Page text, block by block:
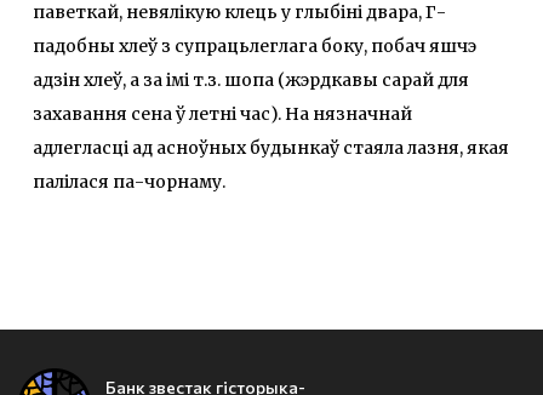
паветкай, невялікую клець у глыбіні двара, Г-
падобны хлеў з супрацьлеглага боку, побач яшчэ
адзін хлеў, а за імі т.з. шопа (жэрдкавы сарай для
захавання сена ў летні час). На нязначнай
адлегласці ад асноўных будынкаў стаяла лазня, якая
палілася па-чорнаму.
Банк звестак гісторыка-